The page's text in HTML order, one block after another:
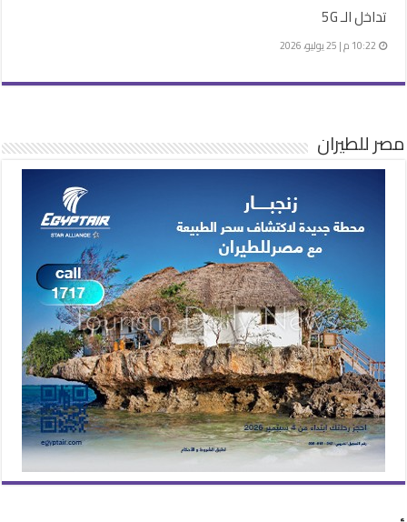
تداخل الـ 5G
10:22 م | 25 يوليو، 2026
مصر للطيران